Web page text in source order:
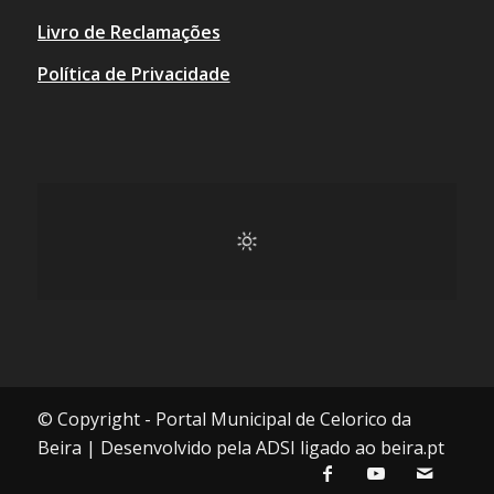
Livro de Reclamações
Política de Privacidade
© Copyright - Portal Municipal de Celorico da
Beira | Desenvolvido pela ADSI ligado ao beira.pt